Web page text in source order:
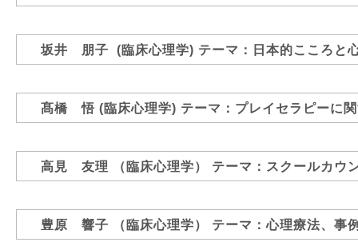
坂井 朋子 (臨床心理学) テーマ：日本的こころと
髙橋 悟 (臨床心理学) テーマ：プレイセラピーに
高見 友理 （臨床心理学） テーマ：スクールカ
豊原 響子 （臨床心理学） テーマ：心理療法、事